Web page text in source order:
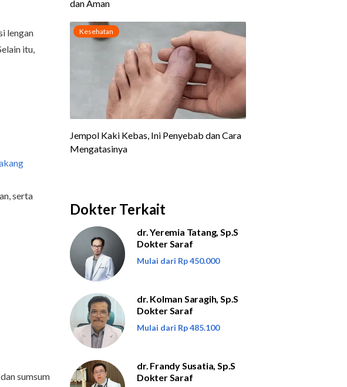
lengan
itu,
serta
sumsum
Dokter Terkait